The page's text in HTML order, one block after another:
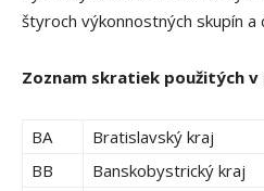
štyroch výkonnostných skupín a
Zoznam skratiek použitých v
BA
Bratislavský kraj
BB
Banskobystrický kraj